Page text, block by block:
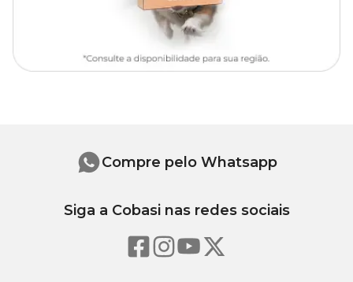
Cobertor Ultra Soft Liso Fábrica
especial. Compre agora pelo site, app
ou em uma de nossas lojas e garanta mais conforto e qualidade de
vida para o seu pet!
Compre pelo Whatsapp
Siga a Cobasi nas redes sociais